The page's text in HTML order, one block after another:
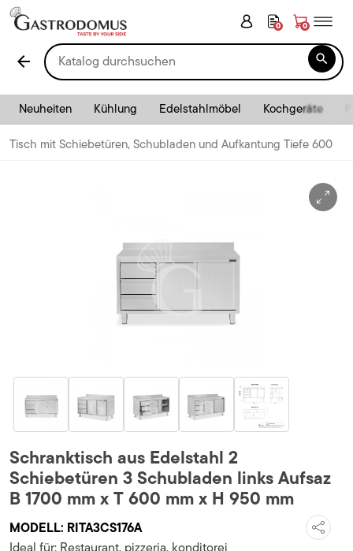
0 0
arrow_back 
Neuheiten Kühlung Edelstahlmöbel Kochgeräte
Tisch mit Schiebetüren, Schubladen und Aufkantung Tiefe 600
Schranktisch aus Edelstahl 2
Schiebetüren 3 Schubladen links Aufsaz
B 1700 mm x T 600 mm x H 950 mm
MODELL: RITA3CS176A